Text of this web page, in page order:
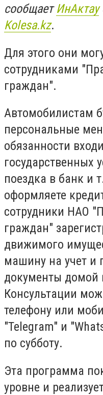
сообщаетИнАктау
Kolesa.kz.
Для этого они
сотрудниками
граждан".
Автомобилистам
персональные
обязанности
государственных
поездка в банк и
оформляете
сотрудники НАО
граждан"
движимого
машину на учет и
документы домой
Консультации
телефону или
"Telegram" и
по субботу.
Эта программа
уровне и